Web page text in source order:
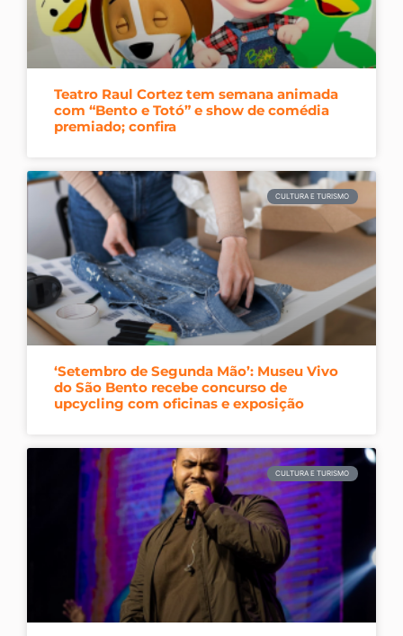
Teatro Raul Cortez tem semana animada
com “Bento e Totó” e show de comédia
premiado; confira
CULTURA E TURISMO
‘Setembro de Segunda Mão’: Museu Vivo
do São Bento recebe concurso de
upcycling com oficinas e exposição
CULTURA E TURISMO